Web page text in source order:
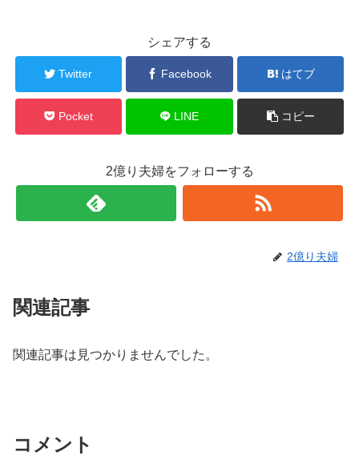
シェアする
Twitter Facebook はてブ
Pocket LINE コピー
2億り夫婦をフォローする
2億り夫婦
関連記事
関連記事は見つかりませんでした。
コメント